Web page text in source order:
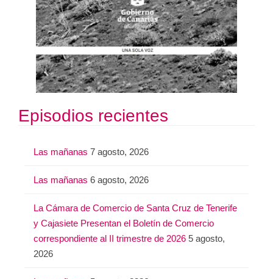
Episodios recientes
Las mañanas 7 agosto, 2026
Las mañanas 6 agosto, 2026
La Cámara de Comercio de Santa Cruz de Tenerife
y Cajasiete Presentan el Boletín de Comercio
correspondiente al II trimestre de 2026 5 agosto,
2026